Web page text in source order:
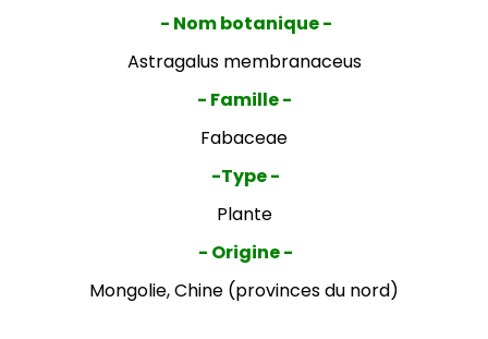
- Nom botanique -
Astragalus membranaceus
- Famille -
Fabaceae
-Type -
Plante
- Origine -
Mongolie, Chine (provinces du nord)